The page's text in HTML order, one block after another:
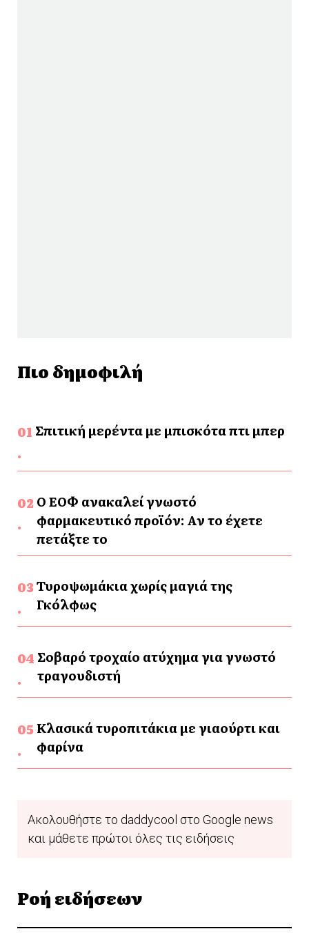
Πιο δημοφιλή
Σπιτική μερέντα με μπισκότα πτι μπερ
Ο ΕΟΦ ανακαλεί γνωστό
φαρμακευτικό προϊόν: Αν το έχετε
πετάξτε το
Τυροψωμάκια χωρίς μαγιά της
Γκόλφως
Σοβαρό τροχαίο ατύχημα για γνωστό
τραγουδιστή
Κλασικά τυροπιτάκια με γιαούρτι και
φαρίνα
Ακολουθήστε το daddycool στο Google news
και μάθετε πρώτοι όλες τις ειδήσεις
Ροή ειδήσεων